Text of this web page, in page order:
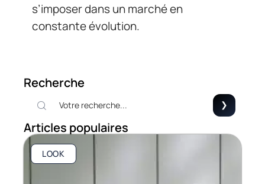
s’imposer dans un marché en
constante évolution.
Recherche
Articles populaires
LOOK